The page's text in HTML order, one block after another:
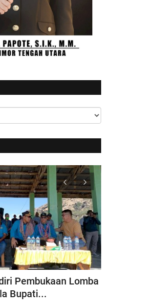
Pembukaan Lomba
Bupati...